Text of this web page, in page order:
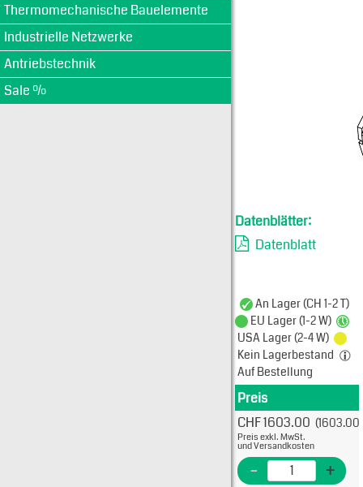
Thermomechanische Bauelemente
Industrielle Netzwerke
Antriebstechnik
Sale %
Datenblätter:
Datenblatt
An Lager (CH 1-2 T)
EU Lager (1-2 W)
USA Lager (2-4 W)
Kein Lagerbestand
Auf Bestellung
Produkt
Preis
Typ:
EME
CHF 1603.00 (1603.00)
Preis exkl. MwSt.
und Versandkosten
- +